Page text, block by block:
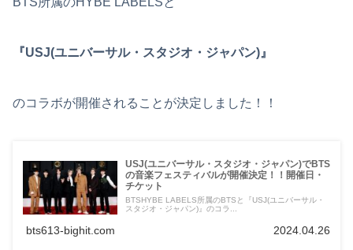
『USJ(ユニバーサル・スタジオ・ジャパン)』
のコラボが開催されることが決定しました！！
USJ(ユニバーサル・スタジオ・ジャパン)でBTS
の音楽フェスティバルが開催決定！！開催日・
チケット
BTSHYBE LABELS所属のBTSと『USJ(ユニバーサル・
スタジオ・ジャパン)』のコラ...
bts613-bighit.com 2024.04.26